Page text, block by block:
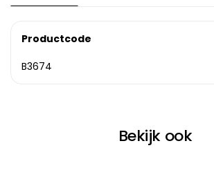
Productcode
B3674
Bekijk ook